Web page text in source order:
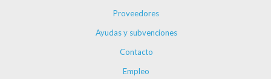
Proveedores
Ayudas y subvenciones
Contacto
Empleo